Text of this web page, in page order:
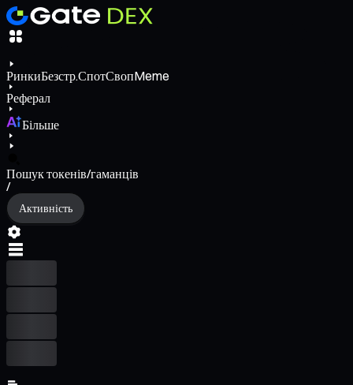
РинкиБезстр.СпотСвопMeme
Реферал
Більше
Пошук токенів/гаманців
/
Активність